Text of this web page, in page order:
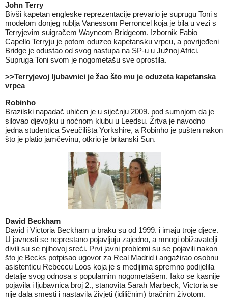
John Terry
Bivši kapetan engleske reprezentacije prevario je suprugu Toni s
modelom donjeg rublja Vanessom Perroncel koja je bila u vezi s
Terryjevim suigračem Wayneom Bridgeom. Izbornik Fabio
Capello Terryju je potom oduzeo kapetansku vrpcu, a povrijeđeni
Bridge je odustao od svog nastupa na SP-u u Južnoj Africi.
Supruga Toni svom je nogometašu sve oprostila.
>>Terryjevoj ljubavnici je žao što mu je oduzeta kapetanska
vrpca
Robinho
Brazilski napadač uhićen je u siječnju 2009. pod sumnjom da je
silovao djevojku u noćnom klubu u Leedsu. Žrtva je navodno
jedna studentica Sveučilišta Yorkshire, a Robinho je pušten nakon
što je platio jamčevinu, otkrio je britanski Sun.
David Beckham
David i Victoria Beckham u braku su od 1999. i imaju troje djece.
U javnosti se neprestano pojavljuju zajedno, a mnogi obižavatelji
divili su se njihovoj sreći. Prvi javni problemi su se pojavili nakon
što je Becks potpisao ugovor za Real Madrid i angažirao osobnu
asistenticu Rebeccu Loos koja je s medijima spremno podijelila
detalje svog odnosa s popularnim nogometašem. Iako se kasnije
pojavila i ljubavnica broj 2., stanovita Sarah Marbeck, Victoria se
nije dala smesti i nastavila živjeti (idiličnim) bračnim životom.